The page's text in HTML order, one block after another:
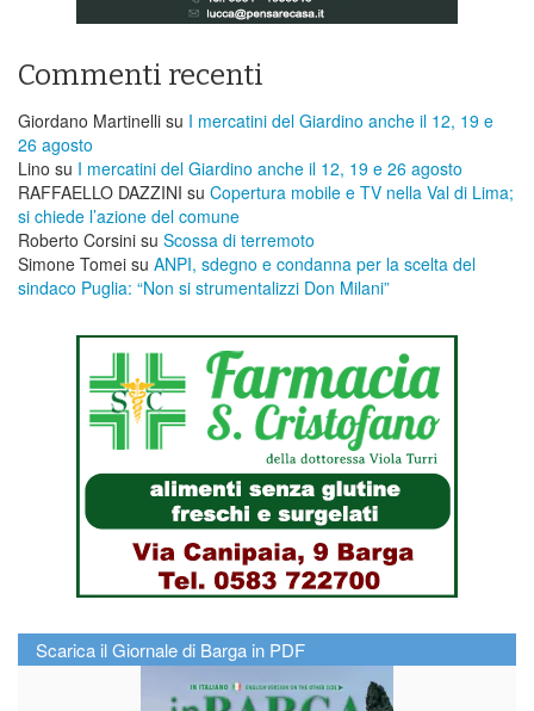
Commenti recenti
Giordano Martinelli su I mercatini del Giardino anche il 12, 19 e
26 agosto
Lino su I mercatini del Giardino anche il 12, 19 e 26 agosto
RAFFAELLO DAZZINI su ​Copertura mobile e TV nella Val di Lima;
si chiede l’azione del comune
Roberto Corsini su Scossa di terremoto
Simone Tomei su ANPI, sdegno e condanna per la scelta del
sindaco Puglia: “Non si strumentalizzi Don Milani”
Scarica il Giornale di Barga in PDF